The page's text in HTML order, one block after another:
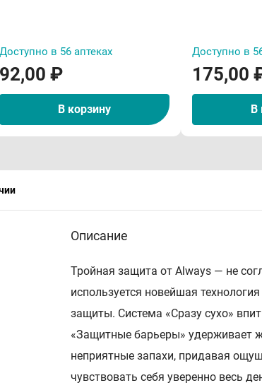
Доступно в 56 аптеках
92,00 ₽
В корзину
Доступно в
175,00
В
Описание
Тройная защита от Always — не
используется новейшая
защиты. Система «Сразу сухо»
«Защитные барьеры» удерживает
неприятные запахи, придавая
чувствовать себя уверенно весь